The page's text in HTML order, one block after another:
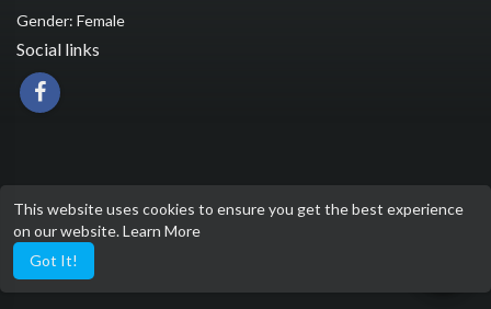
This website uses cookies to ensure you get the best experience
on our website.Learn More
Got It!
Gender: Female
Social links